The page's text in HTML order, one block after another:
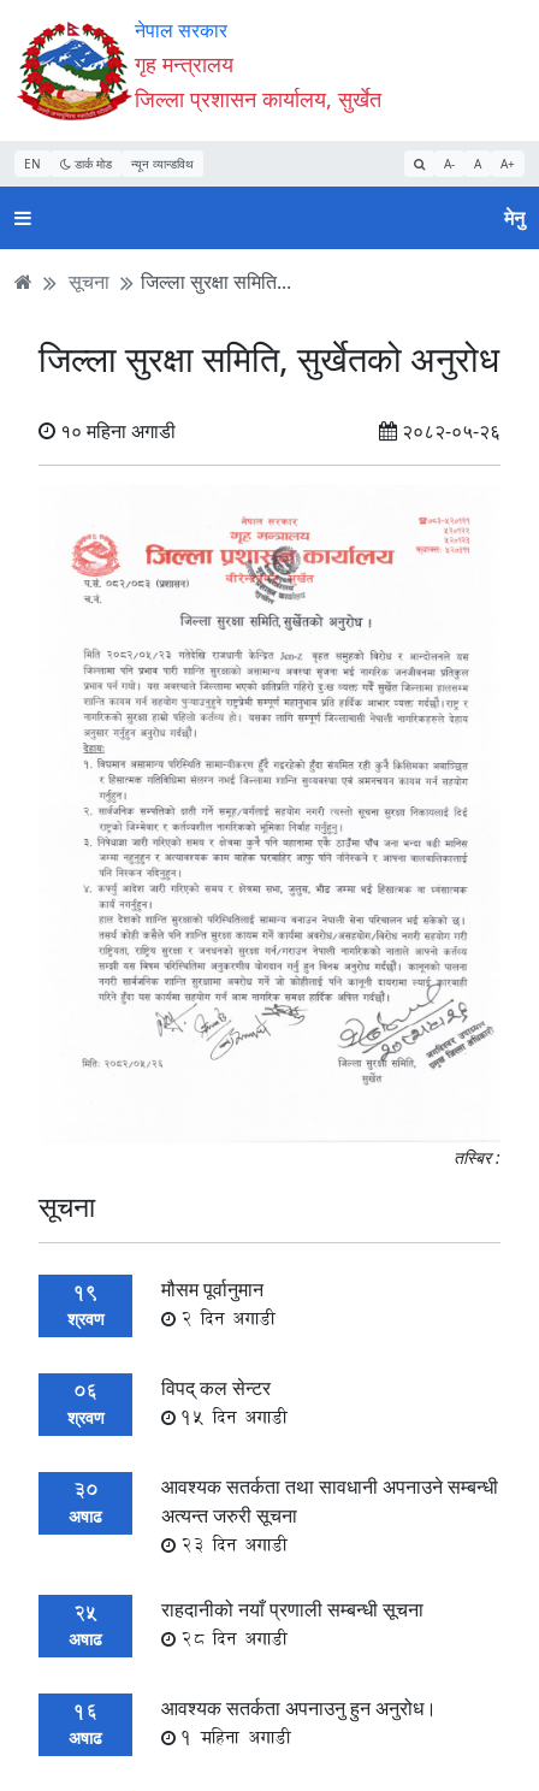
Accessibility
Mode
सुरु
गर्नुहोस्
सामाग्री
पढ्नुहाेस्
नेभिगेसन
पढ्नुहाेस्
वेबसाइट
खोजमा
जानुहोस्
नेपाल सरकार
गृह मन्त्रालय
जिल्ला प्रशासन कार्यालय, सुर्खेत
EN डार्क मोड न्यून व्यान्डविथ A- A A+
मेनु
सूचना जिल्ला सुरक्षा समिति...
जिल्ला सुरक्षा समिति, सुर्खेतको अनुरोध
१० महिना अगाडी २०८२-०५-२६
तस्बिर :
सूचना
19
श्रवण
मौसम पूर्वानुमान
2 दिन अगाडी
06
श्रवण
विपद् कल सेन्टर
15 दिन अगाडी
30
अषाढ
आवश्यक सतर्कता तथा सावधानी अपनाउने सम्बन्धी
अत्यन्त जरुरी सूचना
23 दिन अगाडी
25
अषाढ
राहदानीको नयाँ प्रणाली सम्बन्धी सूचना
28 दिन अगाडी
16
अषाढ
आवश्यक सतर्कता अपनाउनु हुन अनुरोध।
1 महिना अगाडी